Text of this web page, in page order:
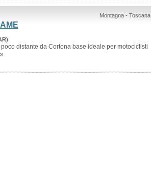
Montagna - Toscana
distante da Cortona base ideale per motociclisti